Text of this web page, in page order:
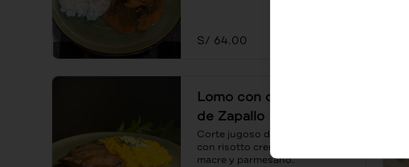
S/ 64.00
Lomo con con Risotto
de Zapallo
Corte jugoso de lomo servido
con risotto cremoso de zapallo
macre y parmesano.